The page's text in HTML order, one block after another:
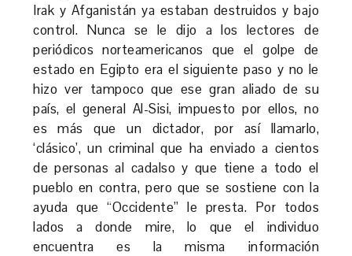
Irak y Afganistán ya estaban destruidos y bajo
control. Nunca se le dijo a los lectores de
periódicos norteamericanos que el golpe de
estado en Egipto era el siguiente paso y no le
hizo ver tampoco que ese gran aliado de su
país, el general Al-Sisi, impuesto por ellos, no
es más que un dictador, por así llamarlo,
‘clásico’, un criminal que ha enviado a cientos
de personas al cadalso y que tiene a todo el
pueblo en contra, pero que se sostiene con la
ayuda que “Occidente” le presta. Por todos
lados a donde mire, lo que el individuo
encuentra es la misma información